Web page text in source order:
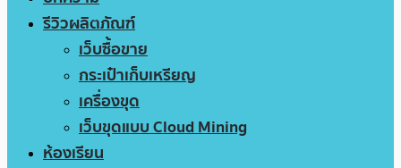
รีวิวผลิตภัณฑ์
เว็บซื้อขาย
กระเป๋าเก็บเหรียญ
เครื่องขุด
เว็บขุดแบบ Cloud Mining
ห้องเรียน